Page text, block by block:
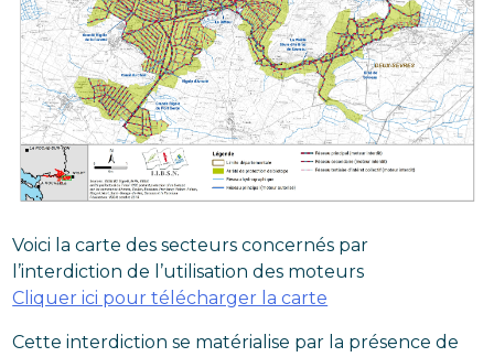
Voici la carte des secteurs concernés par
l’interdiction de l’utilisation des moteurs
Cliquer ici pour télécharger la carte
Cette interdiction se matérialise par la présence de